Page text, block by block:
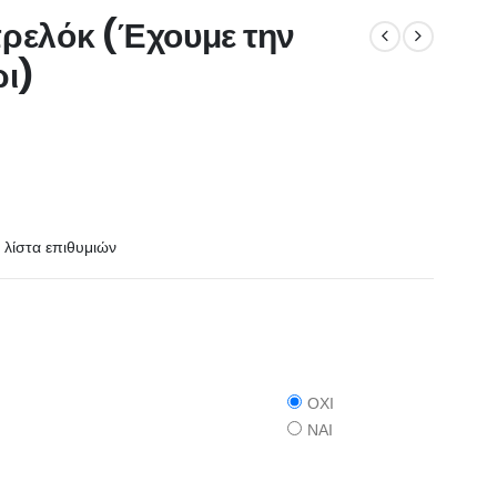
(Έχουμε την
επιθυμιών
ΟΧΙ
ΝΑΙ